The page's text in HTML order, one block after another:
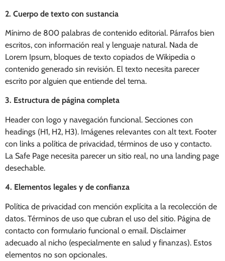
2. Cuerpo de texto con sustancia
Mínimo de 800 palabras de contenido editorial. Párrafos bien
escritos, con información real y lenguaje natural. Nada de
Lorem Ipsum, bloques de texto copiados de Wikipedia o
contenido generado sin revisión. El texto necesita parecer
escrito por alguien que entiende del tema.
3. Estructura de página completa
Header con logo y navegación funcional. Secciones con
headings (H1, H2, H3). Imágenes relevantes con alt text. Footer
con links a política de privacidad, términos de uso y contacto.
La Safe Page necesita parecer un sitio real, no una landing page
desechable.
4. Elementos legales y de confianza
Política de privacidad con mención explícita a la recolección de
datos. Términos de uso que cubran el uso del sitio. Página de
contacto con formulario funcional o email. Disclaimer
adecuado al nicho (especialmente en salud y finanzas). Estos
elementos no son opcionales.